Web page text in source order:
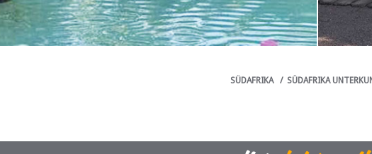
SÜDAFRIKA / SÜDAFRIKA